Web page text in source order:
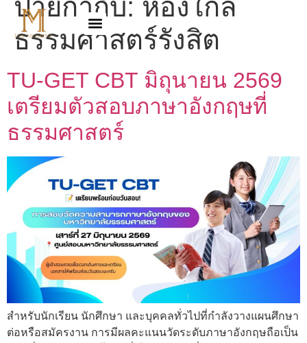
ป้ายกำกับ: ห้องใกล้
ธรรมศาสตร์รังสิต
TU-GET CBT มิถุนายน 2569
เตรียมตัวสอบภาษาอังกฤษที่
ธรรมศาสตร์
สำหรับนักเรียน นักศึกษา และบุคคลทั่วไปที่กำลังวางแผนศึกษา
ต่อหรือสมัครงาน การมีผลคะแนนวัดระดับภาษาอังกฤษถือเป็น